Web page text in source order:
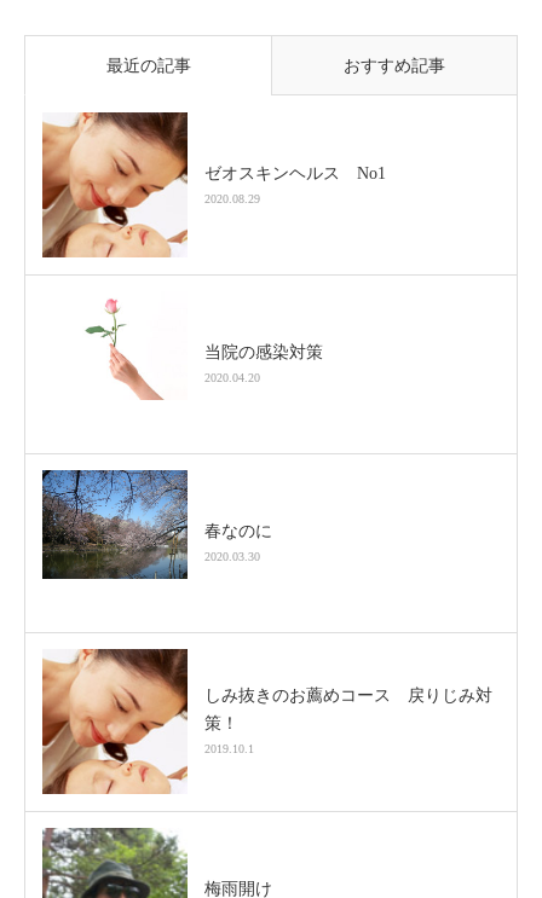
最近の記事 おすすめ記事
ゼオスキンヘルス No1
2020.08.29
当院の感染対策
2020.04.20
春なのに
2020.03.30
しみ抜きのお薦めコース 戻りじみ対
策！
2019.10.1
梅雨開け